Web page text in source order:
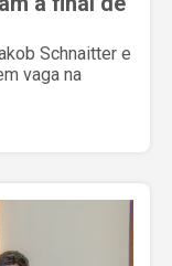
Schnaitter e
vaga na